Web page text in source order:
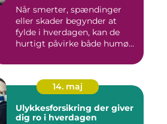
Når smerter, spændinger
eller skader begynder at
fylde i hverdagen, kan de
hurtigt påvirke både humø...
14. maj
Ulykkesforsikring der giver
dig ro i hverdagen